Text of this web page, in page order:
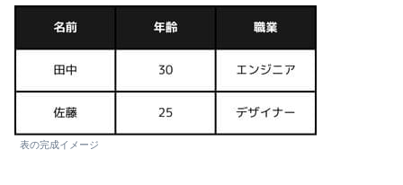
表の完成イメージ